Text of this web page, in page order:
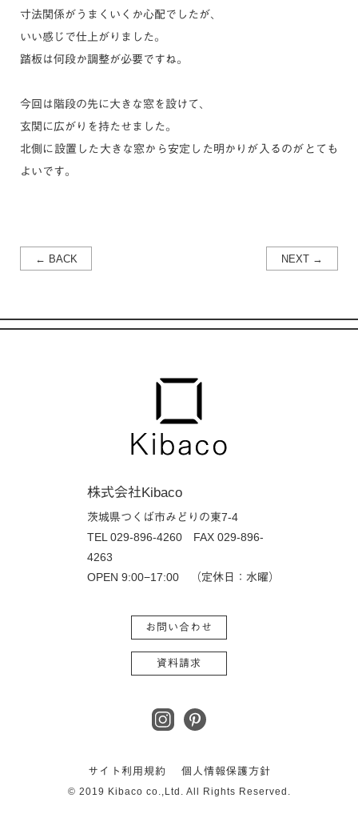
寸法関係がうまくいくか心配でしたが、
いい感じで仕上がりました。
踏板は何段か調整が必要ですね。
今回は階段の先に大きな窓を設けて、
玄関に広がりを持たせました。
北側に設置した大きな窓から安定した明かりが入るのがとても
よいです。
← BACK NEXT →
株式会社Kibaco
茨城県つくば市みどりの東7-4
TEL 029-896-4260 FAX 029-896-
4263
OPEN 9:00−17:00 （定休日：水曜）
お問い合わせ
資料請求
サイト利用規約 個人情報保護方針
© 2019 Kibaco co.,Ltd. All Rights Reserved.